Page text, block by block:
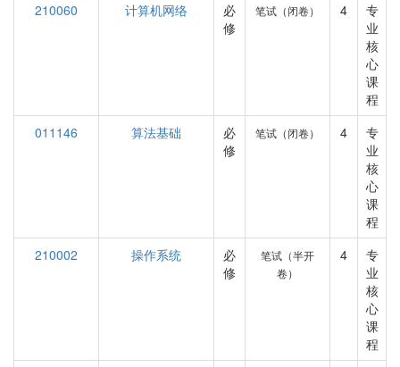
210060
计算机网络
必
修
笔试（闭卷） 4
专
业
核
心
课
程
011146
算法基础
必
修
笔试（闭卷） 4
专
业
核
心
课
程
210002
操作系统
必
修
笔试（半开
卷）
4
专
业
核
心
课
程